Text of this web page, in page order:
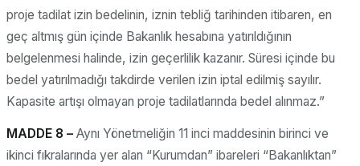
proje tadilat izin bedelinin, iznin tebliğ tarihinden itibaren, en
geç altmış gün içinde Bakanlık hesabına yatırıldığının
belgelenmesi halinde, izin geçerlilik kazanır. Süresi içinde bu
bedel yatırılmadığı takdirde verilen izin iptal edilmiş sayılır.
Kapasite artışı olmayan proje tadilatlarında bedel alınmaz.”
MADDE 8 – Aynı Yönetmeliğin 11 inci maddesinin birinci ve
ikinci fıkralarında yer alan “Kurumdan” ibareleri “Bakanlıktan”